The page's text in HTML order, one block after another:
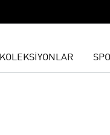
KOLEKSİYONLAR